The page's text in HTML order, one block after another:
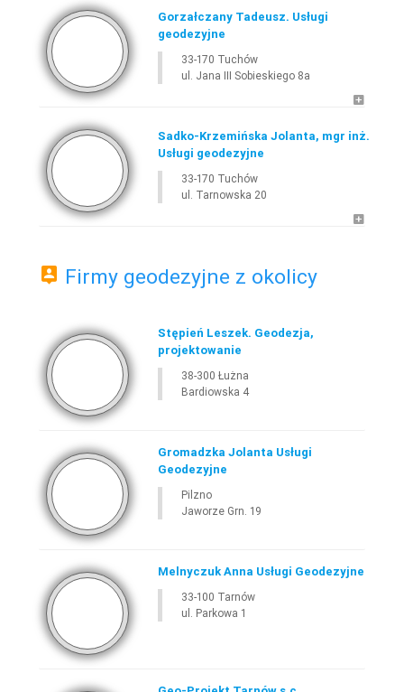
Gorzałczany Tadeusz. Usługi
geodezyjne
33-170 Tuchów
ul. Jana III Sobieskiego 8a
Sadko-Krzemińska Jolanta, mgr inż.
Usługi geodezyjne
33-170 Tuchów
ul. Tarnowska 20
Firmy geodezyjne z okolicy
Stępień Leszek. Geodezja,
projektowanie
38-300 Łużna
Bardiowska 4
Gromadzka Jolanta Usługi
Geodezyjne
Pilzno
Jaworze Grn. 19
Melnyczuk Anna Usługi Geodezyjne
33-100 Tarnów
ul. Parkowa 1